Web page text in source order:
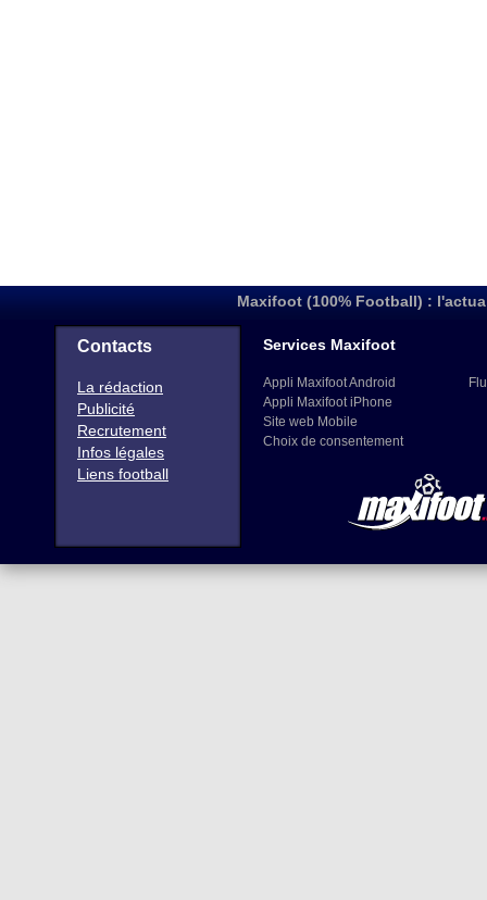
Maxifoot (100% Football) :
Contacts
La rédaction
Publicité
Recrutement
Infos légales
Liens football
Services Maxifoot
Appli Maxifoot Android
Appli Maxifoot iPhone
Site web Mobile
Choix de consentement